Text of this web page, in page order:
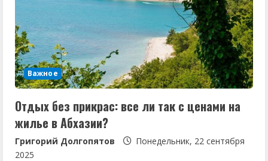
т
е
н
и
е
Важное
Отдых без прикрас: все ли так с ценами на
жилье в Абхазии?
Григорий Долгопятов
Понедельник, 22 сентября
2025